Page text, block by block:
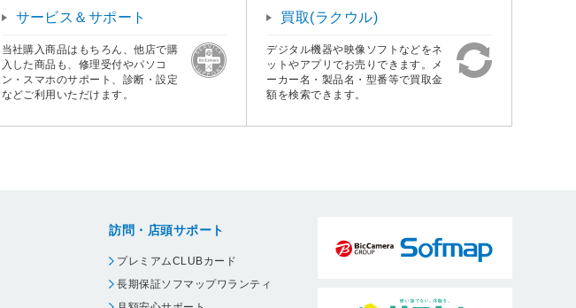
サービス＆サポート
当社購入商品はもちろん、他店で購
入した商品も、修理受付やパソコ
ン・スマホのサポート、診断・設定
などご利用いただけます。
買取(ラクウル)
デジタル機器や映像ソフトなどをネ
ットやアプリでお売りできます。メ
ーカー名・製品名・型番等で買取金
額を検索できます。
訪問・店頭サポート
プレミアムCLUBカード
長期保証ソフマップワランティ